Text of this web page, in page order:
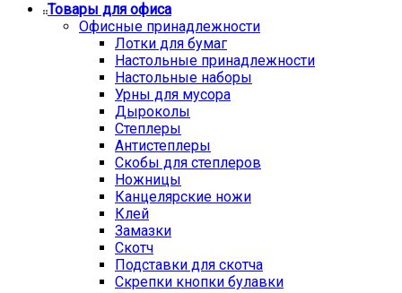
Товары для офиса
Офисные принадлежности
Лотки для бумаг
Настольные принадлежности
Настольные наборы
Урны для мусора
Дыроколы
Степлеры
Антистеплеры
Скобы для степлеров
Ножницы
Канцелярские ножи
Клей
Замазки
Скотч
Подставки для скотча
Скрепки кнопки булавки